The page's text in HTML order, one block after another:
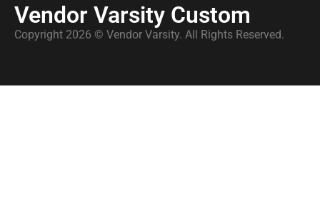
Vendor Varsity Custom
Copyright 2026 © Vendor Varsity. All Rights Reserved.